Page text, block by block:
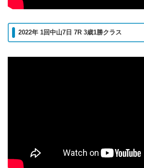
2022年 1回中山7日 7R 3歳1勝クラス